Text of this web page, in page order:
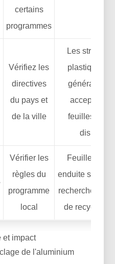
certains
programmes
Vérifiez les
directives
du pays et
de la ville
Les stratifiés
plastiques
acceptés;
feuilles
Vérifier les
règles du
programme
local
Feuille
enduite
recherchez
de recyclage
et impact
de l'aluminium